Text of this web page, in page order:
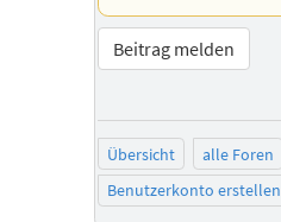
Beitrag melden
Übersicht alle Foren
Benutzerkonto erstellen